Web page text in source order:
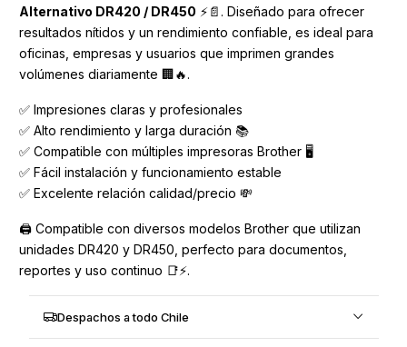
Alternativo DR420 / DR450 ⚡📄. Diseñado para ofrecer
resultados nítidos y un rendimiento confiable, es ideal para
oficinas, empresas y usuarios que imprimen grandes
volúmenes diariamente 🏢🔥.
✅ Impresiones claras y profesionales
✅ Alto rendimiento y larga duración 📚
✅ Compatible con múltiples impresoras Brother 🖥️
✅ Fácil instalación y funcionamiento estable
✅ Excelente relación calidad/precio 💸
🖨️ Compatible con diversos modelos Brother que utilizan
unidades DR420 y DR450, perfecto para documentos,
reportes y uso continuo 📑⚡.
Despachos a todo Chile